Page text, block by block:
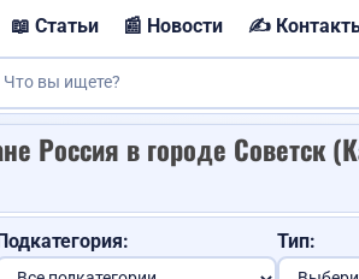
каменщика
собака
📖 Статьи 📰 Новости ✍️
Россия в городе Советск
Подкатегория: Тип: